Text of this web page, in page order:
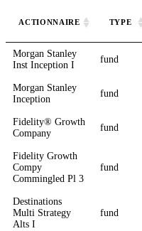
ACTIONNAIRE TYPE
Morgan Stanley
Inst Inception I
fund
Morgan Stanley
Inception
fund
Fidelity® Growth
Company
fund
Fidelity Growth
Compy
Commingled Pl 3
fund
Destinations
Multi Strategy
Alts I
fund